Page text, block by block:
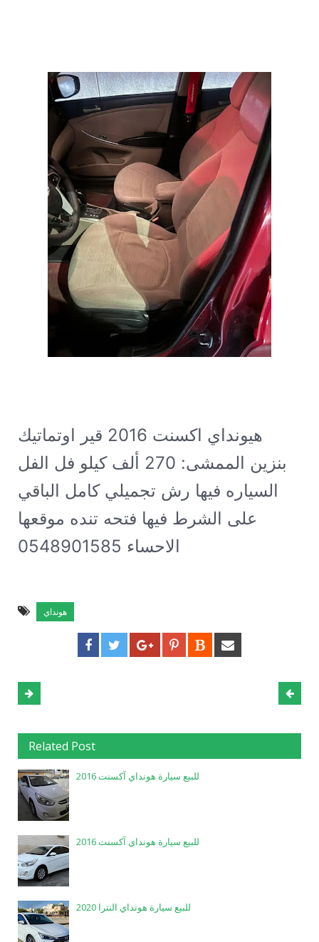
هيونداي اكسنت 2016 قير اوتماتيك
بنزين الممشى: 270 ألف كيلو
فل الفل
السياره فيها رش تجميلي كامل الباقي
على الشرط فيها فتحه تنده موقعها
الاحساء 0548901585
هونداي
Related Post
للبيع سيارة هونداي آكسنت 2016
للبيع سيارة هونداي آكسنت 2016
للبيع سيارة هونداي النترا 2020